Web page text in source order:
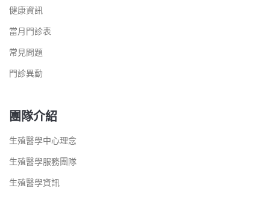
健康資訊
當月門診表
常見問題
門診異動
團隊介紹
生殖醫學中心理念
生殖醫學服務團隊
生殖醫學資訊